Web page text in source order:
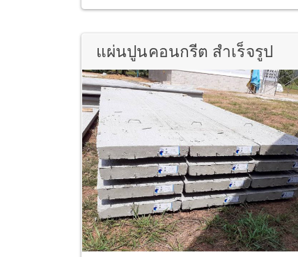
แผ่นปูนคอนกรีต สำเร็จรูป